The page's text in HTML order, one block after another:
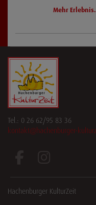
Mehr
Tel.: 0 26 62/95 83 36
kontakt@hachenburger-
Hachenburger KulturZeit